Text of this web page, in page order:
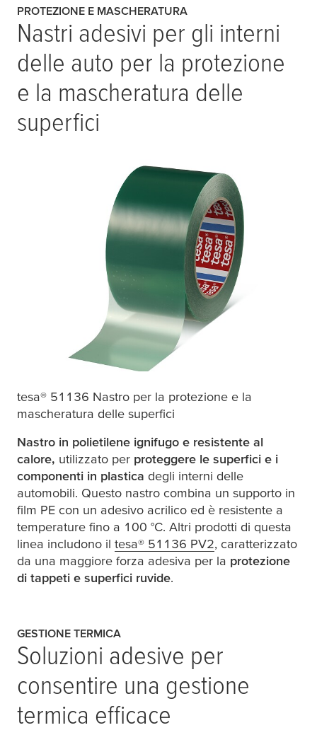
PROTEZIONE E MASCHERATURA
Nastri adesivi per gli interni
delle auto per la protezione
e la mascheratura delle
superfici
tesa® 51136 Nastro per la protezione e la
mascheratura delle superfici
Nastro in polietilene ignifugo e resistente al
calore, utilizzato per proteggere le superfici e i
componenti in plastica degli interni delle
automobili. Questo nastro combina un supporto in
film PE con un adesivo acrilico ed è resistente a
temperature fino a 100 °C. Altri prodotti di questa
linea includono il tesa® 51136 PV2, caratterizzato
da una maggiore forza adesiva per la protezione
di tappeti e superfici ruvide.
GESTIONE TERMICA
Soluzioni adesive per
consentire una gestione
termica efficace